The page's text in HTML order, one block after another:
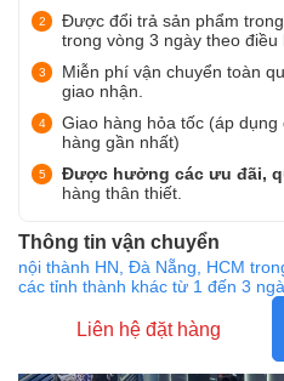
Được đổi trả sản phẩm
trong vòng 3 ngày theo điều
Miễn phí vận chuyển toàn
giao nhận.
Giao hàng hỏa tốc (áp
hàng gần nhất)
Được hưởng các ưu đãi,
hàng thân thiết.
Thông tin vận chuyển
nội thành HN, Đà Nẵng, HCM
các tỉnh thành khác từ 1 đến 3
Liên hệ đặt hàng